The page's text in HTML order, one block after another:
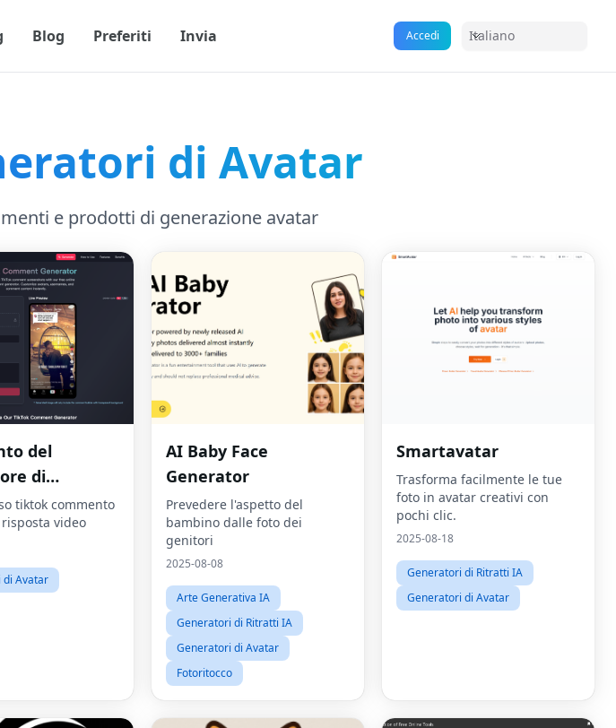
Blog Preferiti Invia Accedi Italiano
di Avatar
e prodotti di generazione avatar
del
di
tiktok
tiktok commento
video
di Avatar
AI Baby Face
Generator
Prevedere l'aspetto del
bambino dalle foto dei
genitori
2025-08-08
Arte Generativa IA
Generatori di Ritratti IA
Generatori di Avatar
Fotoritocco
Smartavatar
Trasforma facilmente le tue
foto in avatar creativi con
pochi clic.
2025-08-18
Generatori di Ritratti IA
Generatori di Avatar